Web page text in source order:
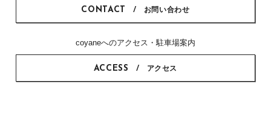
CONTACT お問い合わせ
coyaneへのアクセス・駐車場案内
ACCESS アクセス